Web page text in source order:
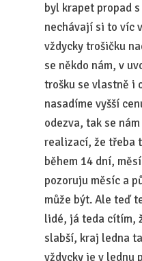
byl krapet propad
nechávají si to víc
vždycky trošičku
se někdo nám, v
trošku se vlastně i
nasadíme vyšší
odezva, tak se
realizací, že třeba
během 14 dní,
pozoruju měsíc a
může být. Ale teď
lidé, já teda cítím,
slabší, kraj ledna
vždycky je v lednu